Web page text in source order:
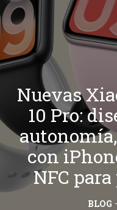
Nuevas
10 Pro:
con
NFC
BLOG